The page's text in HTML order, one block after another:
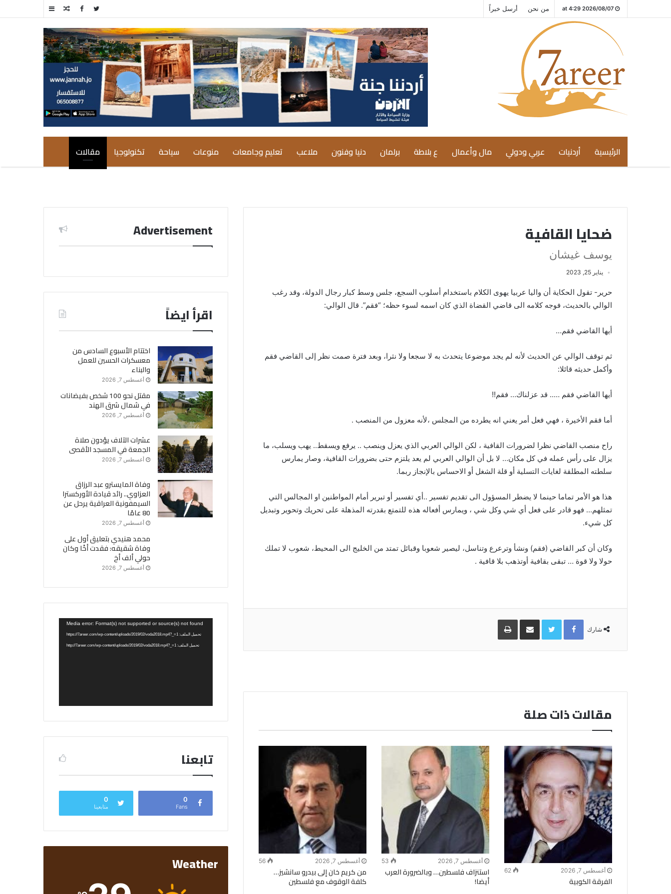
2026/08/07 at 4:29 من نحن أرسل خبراً إضافة
جانبي
مقال
الرئيسية أردنيات عربي ودولي مال وأعمال ع بلاطة برلمان دنيا وفنون ملاعب تعليم وجامعات منوعات سياحة تكنولوجيا مقالات
ضحايا القافية
يوسف غيشان
يناير 25, 2023
حرير- تقول الحكاية أن واليا عربيا يهوى الكلام باستخدام أسلوب السجع، جلس وسط كبار رجال الدولة، وقد رغب
الوالي بالحديث، فوجه كلامه الى قاضي القضاة الذي كان اسمه لسوء حظه؛ “فقم”. قال الوالي:
أيها القاضي فقم…
ثم توقف الوالي عن الحديث لأنه لم يجد موضوعا يتحدث به لا سجعا ولا نثرا، وبعد فترة صمت نظر إلى القاضي فقم
وأكمل حديثه قائلا:
أيها القاضي فقم ….. قد عزلناك… فقم!!
أما فقم الأخيرة ، فهي فعل أمر يعني انه يطرده من المجلس ،لأنه معزول من المنصب .
راح منصب القاضي نظرا لضرورات القافية ، لكن الوالي العربي الذي يعزل وينصب .. يرفع ويسقط.. يهب ويسلب، ما
يزال على رأس عمله في كل مكان… لا بل أن الوالي العربي لم يعد يلتزم حتى بضرورات القافية، وصار يمارس
سلطته المطلقة لغايات التسلية أو قلة الشغل أو الاحساس بالإنجاز ربما.
هذا هو الأمر تماما حينما لا يضطر المسؤول الى تقديم تفسير ..أي تفسير أو تبرير أمام المواطنين او المجالس التي
تمثلهم… فهو قادر على فعل أي شي وكل شي ، ويمارس أفعاله هذه للتمتع بقدرته المذهلة على تحريك وتحوير وتبديل
كل شيء.
وكان أن كبر القاضي (فقم) ونشأ وترعرع وتناسل، ليصير شعوبا وقبائل تمتد من الخليج الى المحيط، شعوب لا تملك
حولا ولا قوة … تبقى بقافية أوتذهب بلا قافية .
شارك
Facebook
Twitterمشاركة
البريد
طباعة
مقالات ذات صلة
أغسطس 7, 2026 62
الفرقة الكوبية
أغسطس 7, 2026 53
استنزاف فلسطين… وبالضرورة العرب
أيضا!
أغسطس 7, 2026 56
من كريم خان إلى بيدرو سانشيز…
كلفة الوقوف مع فلسطين
Advertisement
اقرأ ايضاً
اختتام الأسبوع السادس من
معسكرات الحسين للعمل
والبناء
أغسطس 7, 2026
مقتل نحو 100 شخص بفيضانات
في شمال شرق الهند
أغسطس 7, 2026
عشرات الآلاف يؤدون صلاة
الجمعة في المسجد الأقصى
أغسطس 7, 2026
وفاة المايسترو عبد الرزاق
العزاوي.. رائد قيادة الأوركسترا
السيمفونية العراقية يرحل عن
80 عامًا
أغسطس 7, 2026
محمد هنيدي بتعليق أول على
وفاة شقيقه: فقدت أخًا وكان
حولي ألف أخ
أغسطس 7, 2026
مشغل
الفيديو
Media error: Format(s) not supported or source(s) not found
تحميل الملف: https://7areer.com/wp-content/uploads/2019/02/voda2018.mp4?_=1
تحميل الملف: http://7areer.com/wp-content/uploads/2019/02/voda2018.mp4?_=1
تابعنا
0
Fans
0
متابعينا
Weather